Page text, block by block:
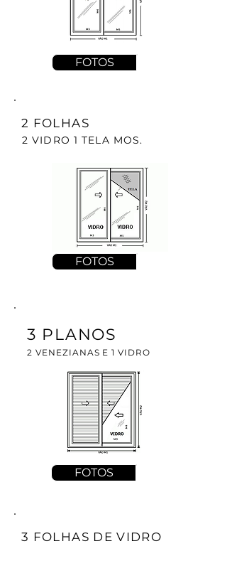
FOTOS
2 FOLHAS
2 VIDRO 1 TELA MOS.
FOTOS
3 PLANOS
2 VENEZIANAS E 1 VIDRO
FOTOS
3 FOLHAS DE VIDRO